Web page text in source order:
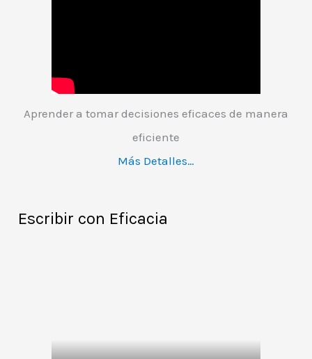
Aprender a tomar decisiones eficaces de manera
eficiente
Más Detalles…
Escribir con Eficacia